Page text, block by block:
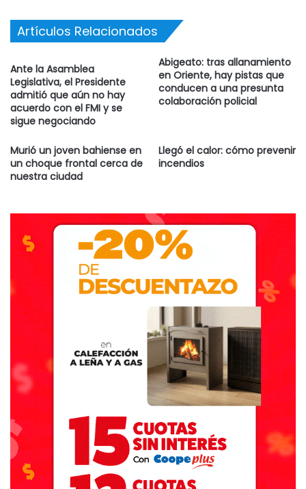
Artículos Relacionados
Ante la Asamblea
Legislativa, el Presidente
admitió que aún no hay
acuerdo con el FMI y se
sigue negociando
Abigeato: tras allanamiento
en Oriente, hay pistas que
conducen a una presunta
colaboración policial
Murió un joven bahiense en
un choque frontal cerca de
nuestra ciudad
Llegó el calor: cómo prevenir
incendios